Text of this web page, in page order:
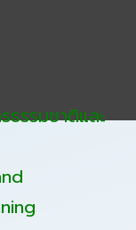
ธรรมชาติและ